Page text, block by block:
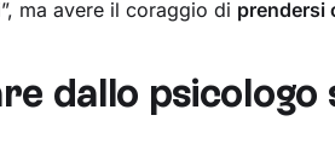
ma avere il coraggio di prendersi
dallo psicologo